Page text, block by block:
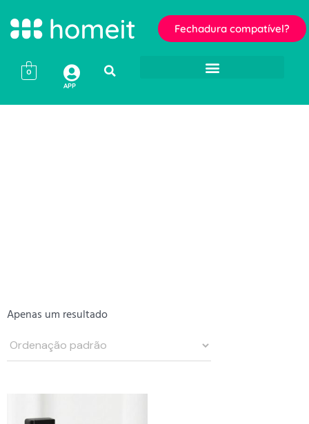
Fechadura compatível?
0
APP
Apenas um resultado